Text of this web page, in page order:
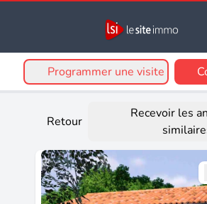
Programmer une visite
Retour
Recevoir les